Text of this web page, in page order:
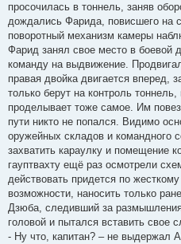
просочилась в тоннель, заняв
дождались Фарида, повисшего на
поворотный механизм камеры
Фарид занял свое место в боевой
команду на выдвижение.
правая двойка двигается вперед,
только берут на контроль
проделывает тоже самое. Им
пути никто не попался. Видимо
оружейных складов и командного
захватить караулку и помещение
гауптвахту ещё раз осмотрели
действовать придется по
возможности, наносить только
Дзюба, следивший за
головой и пытался вставить свое
- Ну что, капитан? – не выдержал